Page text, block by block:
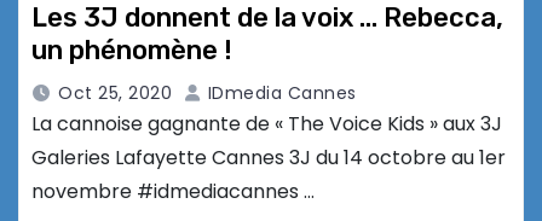
Les 3J donnent de la voix … Rebecca,
un phénomène !
Oct 25, 2020 IDmedia Cannes
La cannoise gagnante de « The Voice Kids » aux 3J
Galeries Lafayette Cannes 3J du 14 octobre au 1er
novembre #idmediacannes …